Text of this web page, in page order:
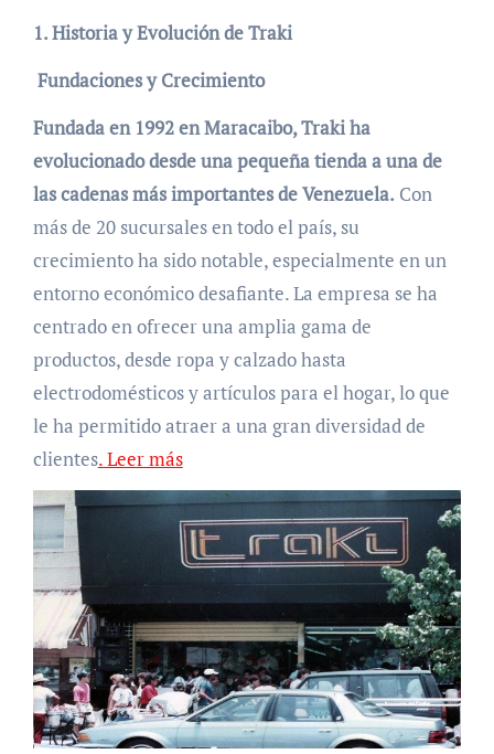
1. Historia y Evolución de Traki
Fundaciones y Crecimiento
Fundada en 1992 en Maracaibo, Traki ha
evolucionado desde una pequeña tienda a una de
las cadenas más importantes de Venezuela. Con
más de 20 sucursales en todo el país, su
crecimiento ha sido notable, especialmente en un
entorno económico desafiante. La empresa se ha
centrado en ofrecer una amplia gama de
productos, desde ropa y calzado hasta
electrodomésticos y artículos para el hogar, lo que
le ha permitido atraer a una gran diversidad de
clientes. Leer más